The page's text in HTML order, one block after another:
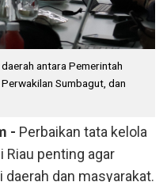
antara Pemerintah
Sumbagut, dan
- Perbaikan tata kelola
penting agar
dan masyarakat.